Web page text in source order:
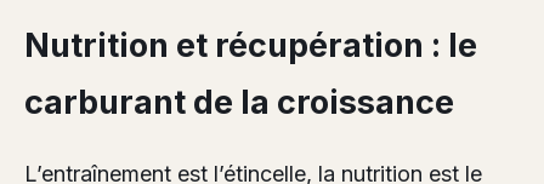
Nutrition et récupération : le
carburant de la croissance
L’entraînement est l’étincelle, la nutrition est le